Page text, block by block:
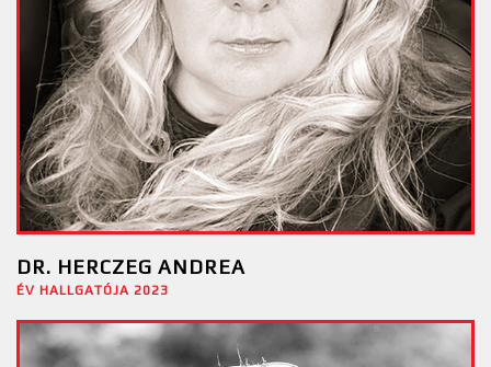
DR. HERCZEG ANDREA
ÉV HALLGATÓJA 2023